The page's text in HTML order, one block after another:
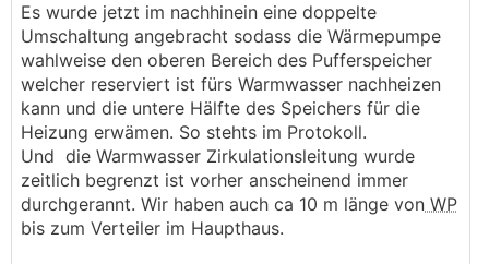
Es wurde jetzt im nachhinein eine doppelte
Umschaltung angebracht sodass die Wärmepumpe
wahlweise den oberen Bereich des Pufferspeicher
welcher reserviert ist fürs Warmwasser nachheizen
kann und die untere Hälfte des Speichers für die
Heizung erwämen. So stehts im Protokoll.
Und die Warmwasser Zirkulationsleitung wurde
zeitlich begrenzt ist vorher anscheinend immer
durchgerannt. Wir haben auch ca 10 m länge von WP
bis zum Verteiler im Haupthaus.